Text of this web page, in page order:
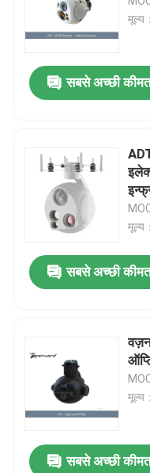
मूल्य
सबसे अच्छी
मूल्य
सबसे अच्छी
मूल्य
सबसे अच्छी